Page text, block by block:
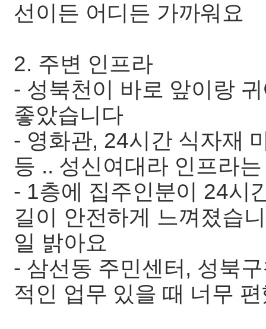
선이든 어디든 가까워요
2. 주변 인프라
- 성북천이 바로 앞이랑
좋았습니다
- 영화관, 24시간 식자재
등 .. 성신여대라 인프라
- 1층에 집주인분이 24시
길이 안전하게 느껴졌습
일 밝아요
- 삼선동 주민센터, 성북
적인 업무 있을 때 너무